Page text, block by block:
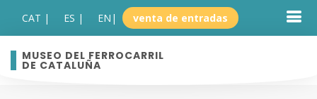
CAT | ES | EN | venta de entradas
MUSEO DEL FERROCARRIL
DE CATALUÑA